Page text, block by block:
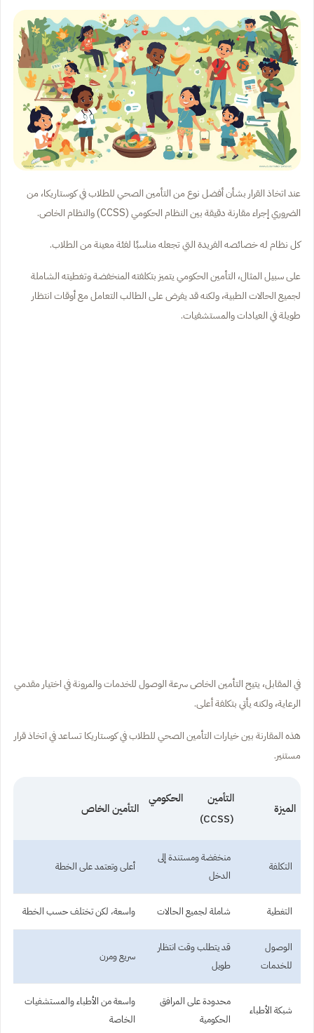
عند اتخاذ القرار بشأن أفضل نوع من التأمين الصحي للطلاب في كوستاريكا، من
الضروري إجراء مقارنة دقيقة بين النظام الحكومي (CCSS) والنظام الخاص.
كل نظام له خصائصه الفريدة التي تجعله مناسبًا لفئة معينة من الطلاب.
على سبيل المثال، التأمين الحكومي يتميز بتكلفته المنخفضة وتغطيته الشاملة
لجميع الحالات الطبية، ولكنه قد يفرض على الطالب التعامل مع أوقات انتظار
طويلة في العيادات والمستشفيات.
في المقابل، يتيح التأمين الخاص سرعة الوصول للخدمات والمرونة في اختيار مقدمي
الرعاية، ولكنه يأتي بتكلفة أعلى.
هذه المقارنة بين خيارات التأمين الصحي للطلاب في كوستاريكا تساعد في اتخاذ قرار
مستنير.
الميزة
التأمين الحكومي
(CCSS)
التأمين الخاص
التكلفة
منخفضة ومستندة إلى
الدخل
أعلى وتعتمد على الخطة
التغطية شاملة لجميع الحالات واسعة، لكن تختلف حسب الخطة
الوصول
للخدمات
قد يتطلب وقت انتظار
طويل
سريع ومرن
شبكة الأطباء
محدودة على المرافق
الحكومية
واسعة من الأطباء والمستشفيات
الخاصة